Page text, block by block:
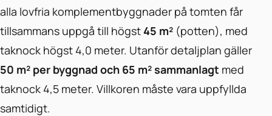
alla lovfria komplementbyggnader på tomten får
tillsammans uppgå till högst 45 m² (potten), med
taknock högst 4,0 meter. Utanför detaljplan gäller
50 m² per byggnad och 65 m² sammanlagt med
taknock 4,5 meter. Villkoren måste vara uppfyllda
samtidigt.